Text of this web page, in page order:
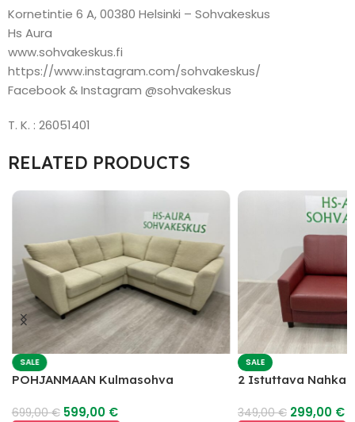
Kornetintie 6 A, 00380 Helsinki – Sohvakeskus
Hs Aura
www.sohvakeskus.fi
https://www.instagram.com/sohvakeskus/
Facebook & Instagram @sohvakeskus
T. K. : 26051401
RELATED PRODUCTS
SALE
POHJANMAAN Kulmasohva
699,00€ 599,00 €
SALE
2 Istuttava
349,00€ 299,00 €